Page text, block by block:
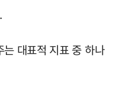
대표적 지표 중 하나